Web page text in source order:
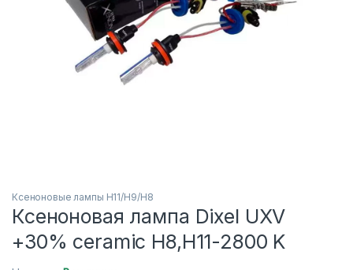
Ксеноновые лампы H11/H9/H8
Ксеноновая лампа Dixel UXV
+30% ceramic H8,H11-2800 K